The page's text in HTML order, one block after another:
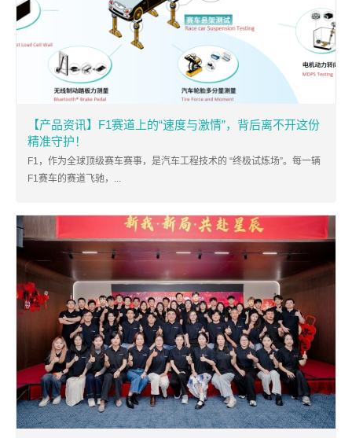
【产品资讯】F1赛道上的“速度与激情”，背后离不开这份
精准守护！
F1，作为全球顶级赛车赛事，是汽车工程技术的 “终极试炼场”。每一辆
F1赛车的赛道飞驰，...